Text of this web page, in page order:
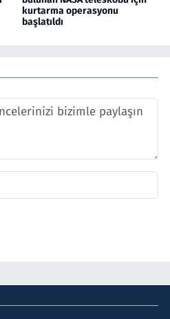
kurtarma operasyonu
başlatıldı